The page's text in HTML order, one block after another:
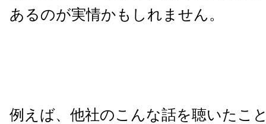
あるのが実情かもしれません。
例えば、他社のこんな話を聴いたこ